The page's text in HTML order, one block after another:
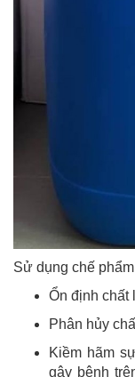
Sử dụng chế
Ổn định
Phân hủy
Kiềm hãm
gây bệnh